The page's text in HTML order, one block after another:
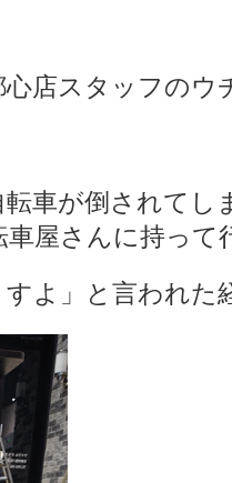
店スタッフのウ
車が倒されてし
屋さんに持って
すよ」と言われ